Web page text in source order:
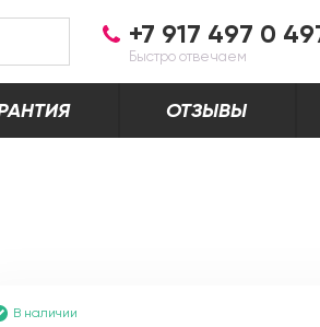
+7 917 497 0
Быстро отвечаем
ОТЗЫВЫ
В наличии